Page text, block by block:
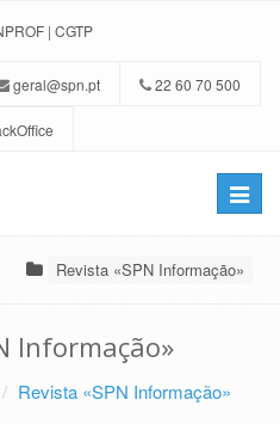
| CGTP
geral@spn.pt 22 60 70 500
Toggle
Revista «SPN Informação»
Informação»
Revista «SPN Informação»